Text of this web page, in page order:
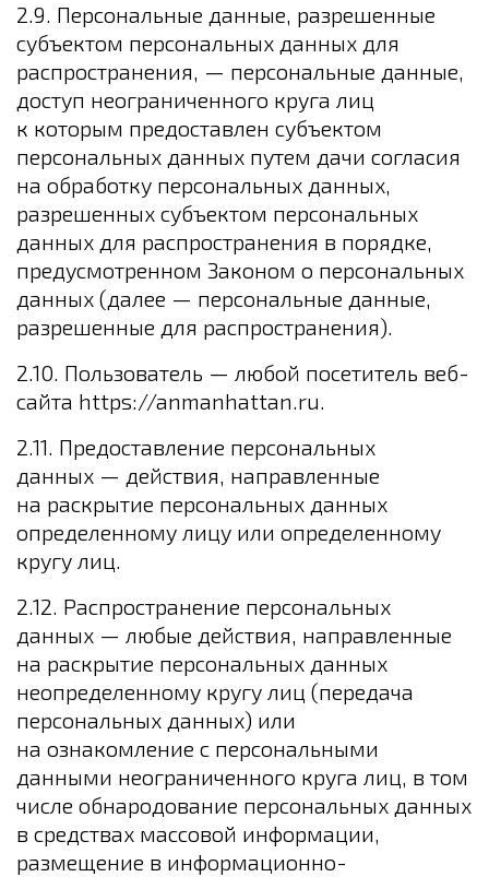
2.9. Персональные данные, разрешенные
субъектом персональных данных для
распространения, — персональные данные,
доступ неограниченного круга лиц
к которым предоставлен субъектом
персональных данных путем дачи согласия
на обработку персональных данных,
разрешенных субъектом персональных
данных для распространения в порядке,
предусмотренном Законом о персональных
данных (далее — персональные данные,
разрешенные для распространения).
2.10. Пользователь — любой посетитель веб-
сайта https://anmanhattan.ru.
2.11. Предоставление персональных
данных — действия, направленные
на раскрытие персональных данных
определенному лицу или определенному
кругу лиц.
2.12. Распространение персональных
данных — любые действия, направленные
на раскрытие персональных данных
неопределенному кругу лиц (передача
персональных данных) или
на ознакомление с персональными
данными неограниченного круга лиц, в том
числе обнародование персональных данных
в средствах массовой информации,
размещение в информационно-